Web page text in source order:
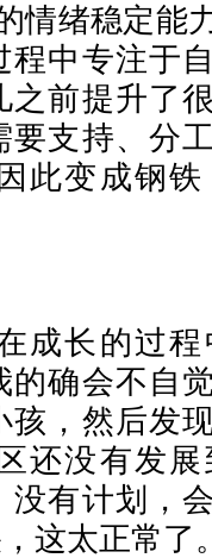
情绪稳定能
程中专注于
之前提升了
要支持、分
此变成钢
成长的过
的确会不自
孩，然后发
还没有发
没有计划，
这太正常了